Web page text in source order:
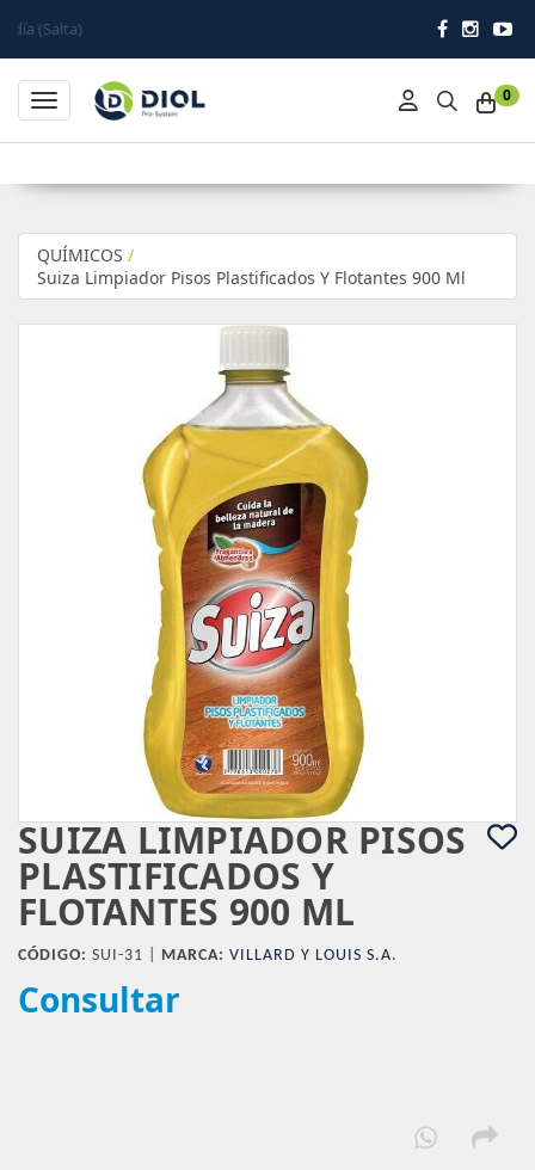
0
Toggle navigation
QUÍMICOS /
Suiza Limpiador Pisos Plastificados Y Flotantes 900 Ml
SUIZA LIMPIADOR PISOS
PLASTIFICADOS Y
FLOTANTES 900 ML
CÓDIGO: SUI-31 | MARCA: VILLARD Y LOUIS S.A.
Consultar